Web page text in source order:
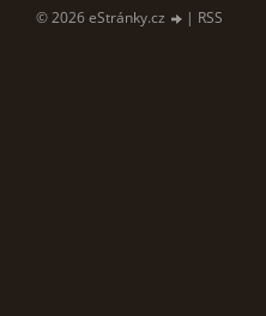
© 2026 eStránky.cz | RSS